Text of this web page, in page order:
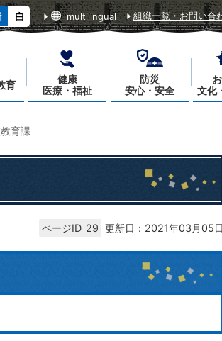
multilingual 組織一覧・お問い合
育
健康
医療・福祉
防災
安心・安全
文化
育課
ページID 29 更新日：2021年03月05日